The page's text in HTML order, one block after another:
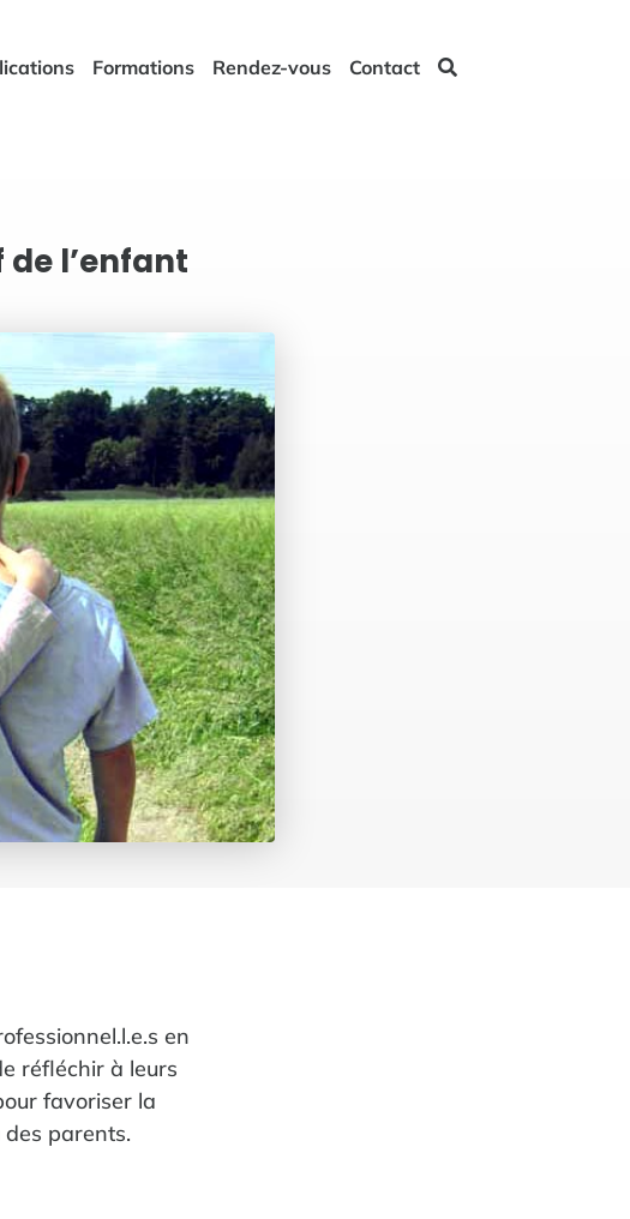
Formations Rendez-vous Contact
l’enfant
en
réfléchir à leurs
favoriser la
parents.